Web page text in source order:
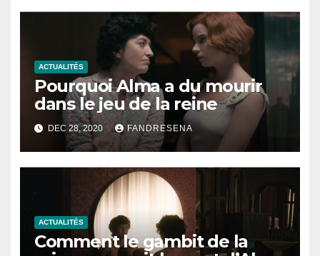
ACTUALITÉS
Pourquoi Alma a du mourir
dans le jeu de la reine
DEC 28, 2020 FANDRESENA
ACTUALITÉS
Comment le gambit de la